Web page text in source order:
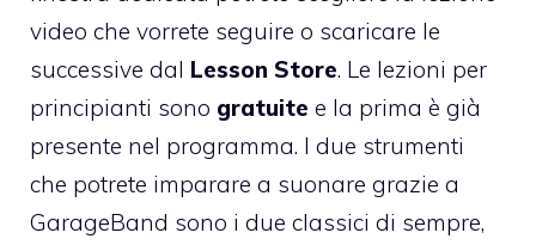
video che vorrete seguire o scaricare le
successive dal Lesson Store. Le lezioni per
principianti sono gratuite e la prima è già
presente nel programma. I due strumenti
che potrete imparare a suonare grazie a
GarageBand sono i due classici di sempre,